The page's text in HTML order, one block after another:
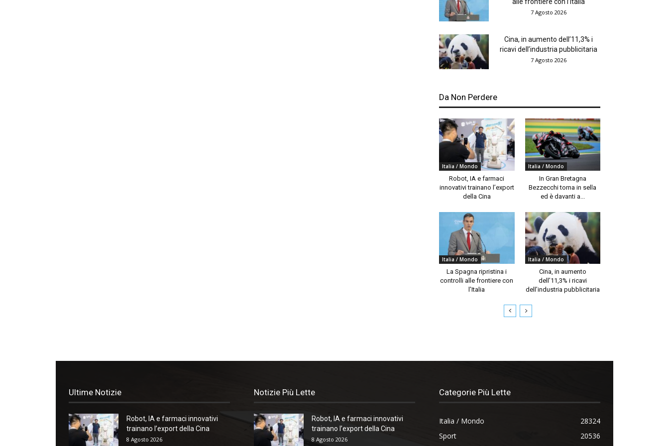
alle frontiere con l’Italia
7 Agosto 2026
Cina, in aumento dell’11,3% i
ricavi dell’industria pubblicitaria
7 Agosto 2026
Da Non Perdere
Italia / Mondo
Robot, IA e farmaci
innovativi trainano l’export
della Cina
Italia / Mondo
In Gran Bretagna
Bezzecchi torna in sella
ed è davanti a...
Italia / Mondo
La Spagna ripristina i
controlli alle frontiere con
l’Italia
Italia / Mondo
Cina, in aumento
dell’11,3% i ricavi
dell’industria pubblicitaria
Ultime Notizie
Robot, IA e farmaci innovativi
trainano l’export della Cina
8 Agosto 2026
Notizie Più Lette
Robot, IA e farmaci innovativi
trainano l’export della Cina
8 Agosto 2026
Categorie Più Lette
Italia / Mondo
28324
Sport
20536